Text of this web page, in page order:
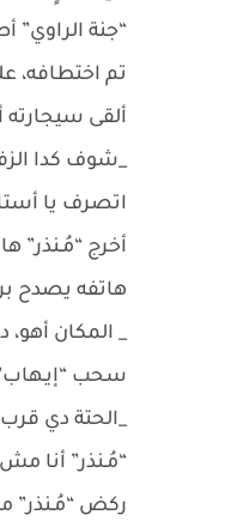
“جنة الراوي”
تم اختطافه،
ألقى سيجارته
_شوف كدا
اتصرف يا
أخرج
هاتفه يصدح
_ المكان
سحب “إيـهاب”
_الحتة دي
“مُـنذر” أنا
ركض “مُـنذر”